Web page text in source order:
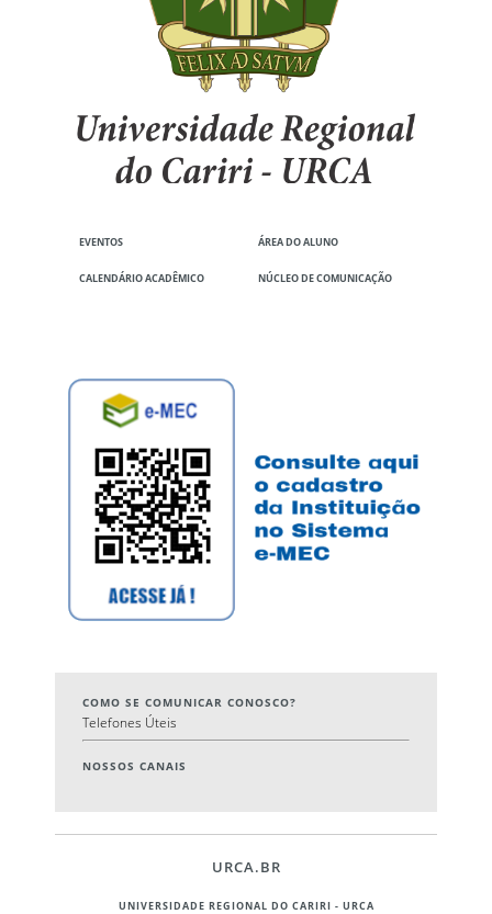
EVENTOS ÁREA DO ALUNO
CALENDÁRIO ACADÊMICO NÚCLEO DE COMUNICAÇÃO
COMO SE COMUNICAR CONOSCO?
Telefones Úteis
NOSSOS CANAIS
URCA.BR
UNIVERSIDADE REGIONAL DO CARIRI - URCA